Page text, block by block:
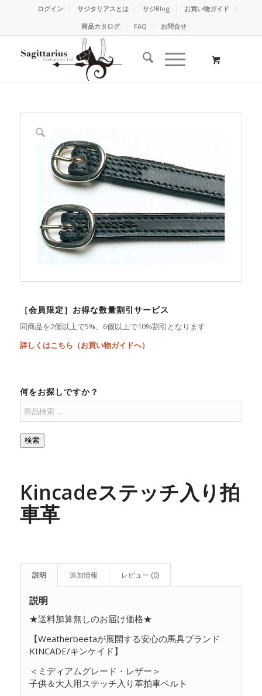
ログイン サジタリアスとは サジBlog
お買い物ガイド
商品カタログ
FAQ お問合せ
［会員限定］お得な数量割引サービス
同商品を2個以上で5%、6個以上で10%割引となります
詳しくはこちら（お買い物ガイドへ）
何をお探しですか？
検索
Kincadeステッチ入り拍
車革
説明 追加情報 レビュー (0)
説明
★送料加算無しのお届け価格★
【Weatherbeetaが展開する安心の馬具ブランド
KINCADE/キンケイド】
＜ミディアムグレード・レザー＞
子供＆大人用ステッチ入り革拍車ベルト